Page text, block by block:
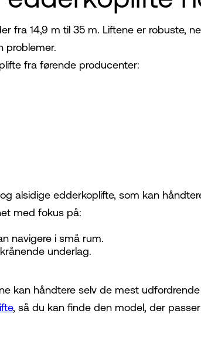
fra 14,9 m til 35 m. Liftene er robuste,
problemer.
fra førende producenter:
alsidige edderkoplifte, som kan
med fokus på:
navigere i små rum.
underlag.
kan håndtere selv de mest
, så du kan finde den model, der